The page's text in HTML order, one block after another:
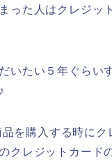
った人はクレジッ
いたい５年ぐらい
を購入する時に
クレジットカード